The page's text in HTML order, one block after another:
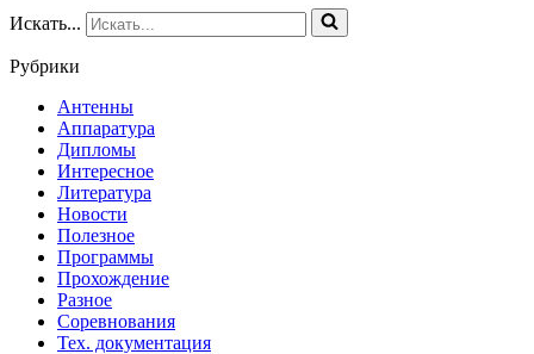
Искать...
Рубрики
Антенны
Аппаратура
Дипломы
Интересное
Литература
Новости
Полезное
Программы
Прохождение
Разное
Соревнования
Тех. документация